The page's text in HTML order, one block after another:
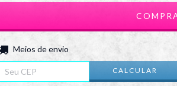
para o CEP:
Meios de envio
CALCULAR